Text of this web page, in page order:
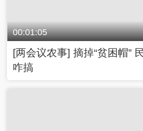
00:01:05
[两会议农事] 摘掉“贫困帽”
咋搞